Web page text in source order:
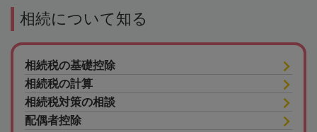
相続について知る
相続税の基礎控除
相続税の計算
相続税対策の相談
配偶者控除